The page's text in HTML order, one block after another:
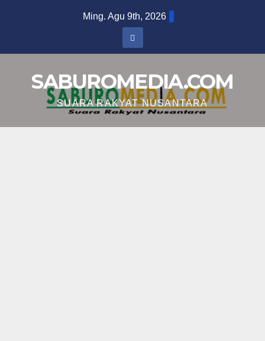
Ming. Agu 9th, 2026
SABUROMEDIA.COM
SUARA RAKYAT NUSANTARA